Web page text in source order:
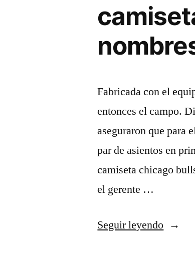
Fabricada con el
entonces el campo.
aseguraron que para
par de asientos en
camiseta chicago
el gerente …
Seguir leyendo